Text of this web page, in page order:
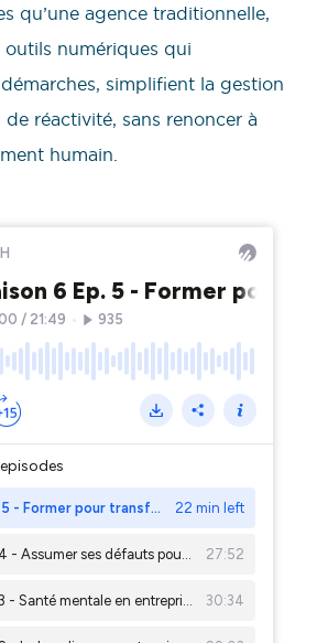
qu’une agence traditionnelle,
outils numériques qui
simplifient la gestion
réactivité, sans renoncer à
humain.